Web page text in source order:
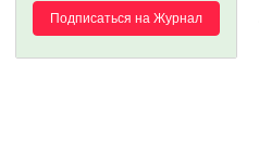
Подписаться на Журнал